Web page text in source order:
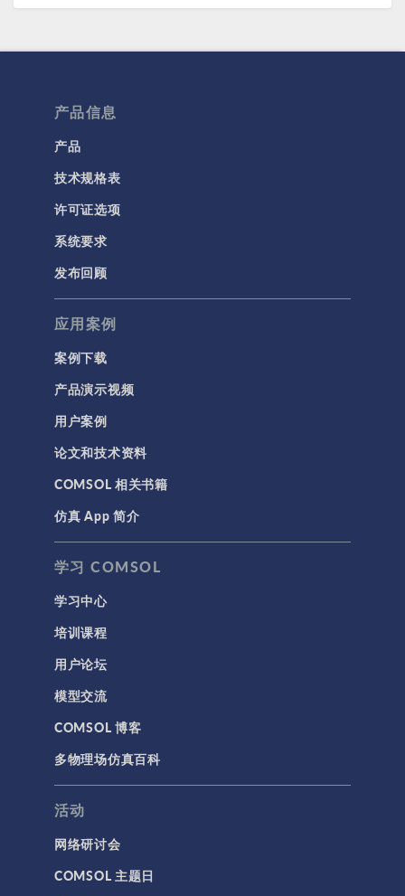
产品信息
产品
技术规格表
许可证选项
系统要求
发布回顾
应用案例
案例下载
产品演示视频
用户案例
论文和技术资料
COMSOL 相关书籍
仿真 App 简介
学习 COMSOL
学习中心
培训课程
用户论坛
模型交流
COMSOL 博客
多物理场仿真百科
活动
网络研讨会
COMSOL 主题日